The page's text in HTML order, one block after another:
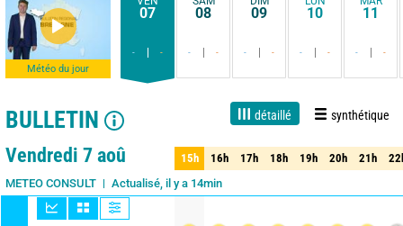
Météo du jour
07
- -
08
- -
09
- -
10
- -
11
- -
BULLETIN détaillé synthétique
Live 1 jour 3 jours 15 jours Fiabilité 80%
Vendredi 7 aoû
METEO CONSULT Actualisé, il y a 14min
15h 16h 17h 18h 19h 20h 21h
15h 16h 17h 18h 19h 20h 21h